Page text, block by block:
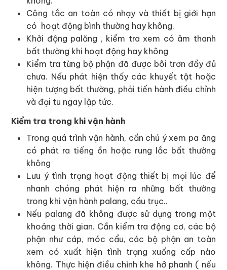
Công tắc an toàn có nhạy và thiết bị giới hạn
có hoạt động bình thường hay không.
Khởi động palăng , kiểm tra xem có âm thanh
bất thường khi hoạt động hay không
Kiểm tra từng bộ phận đã được bôi trơn đầy đủ
chưa. Nếu phát hiện thấy các khuyết tật hoặc
hiện tượng bất thường, phải tiến hành điều chỉnh
và đại tu ngay lập tức.
Kiểm tra trong khi vận hành
Trong quá trình vận hành, cần chú ý xem pa ăng
có phát ra tiếng ồn hoặc rung lắc bất thường
không
Lưu ý tình trạng hoạt động thiết bị mọi lúc để
nhanh chóng phát hiện ra những bất thường
trong khi vận hành palang, cầu trục..
Nếu palang đã không được sử dụng trong một
khoảng thời gian. Cần kiểm tra động cơ, các bộ
phận như cáp, móc cẩu, các bộ phận an toàn
xem có xuất hiện tình trạng xuống cấp nào
không. Thực hiện điều chỉnh khe hở phanh ( nếu